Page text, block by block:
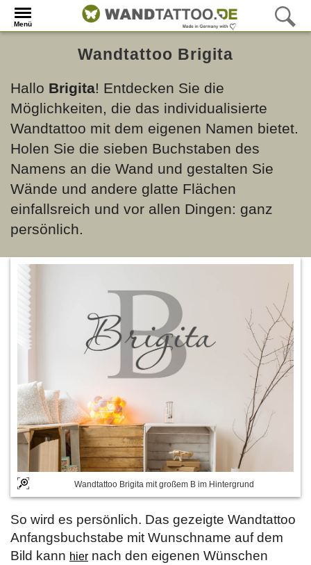
Menü
Wandtattoo Brigita
Hallo Brigita! Entdecken Sie die
Möglichkeiten, die das individualisierte
Wandtattoo mit dem eigenen Namen bietet.
Holen Sie die sieben Buchstaben des
Namens an die Wand und gestalten Sie
Wände und andere glatte Flächen
einfallsreich und vor allen Dingen: ganz
persönlich.
Wandtattoo Brigita mit großem B im Hintergrund
So wird es persönlich. Das gezeigte Wandtattoo
Anfangsbuchstabe mit Wunschname auf dem
Bild kann hier nach den eigenen Wünschen